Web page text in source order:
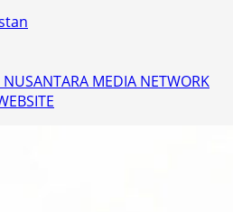
NUSANTARA MEDIA NETWORK